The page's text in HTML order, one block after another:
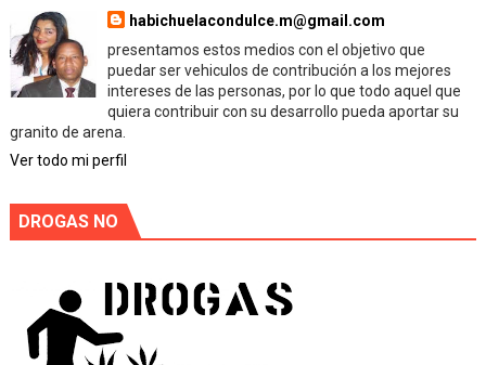
habichuelacondulce.m@gmail.com
presentamos estos medios con el objetivo que
puedar ser vehiculos de contribución a los mejores
intereses de las personas, por lo que todo aquel que
quiera contribuir con su desarrollo pueda aportar su
granito de arena.
Ver todo mi perfil
DROGAS NO